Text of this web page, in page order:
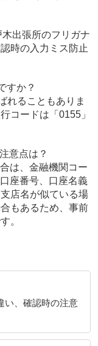
出張所のフリガナ
時の入力ミス防止
すか？
れることもありま
コードは「0155」
意点は？
は、金融機関コー
座番号、口座名義
店名が似ている場
もあるため、事前
。
い、確認時の注意